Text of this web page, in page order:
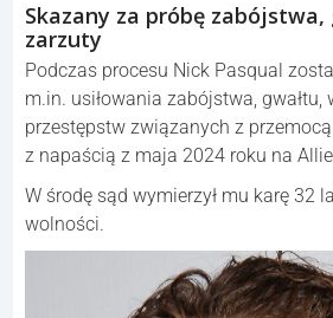
Skazany za próbę zabójstwa,
zarzuty
Podczas procesu Nick Pasqual
m.in. usiłowania zabójstwa, gwałtu,
przestępstw związanych z
z napaścią z maja 2024 roku na
W środę sąd wymierzył mu karę 32
wolności.